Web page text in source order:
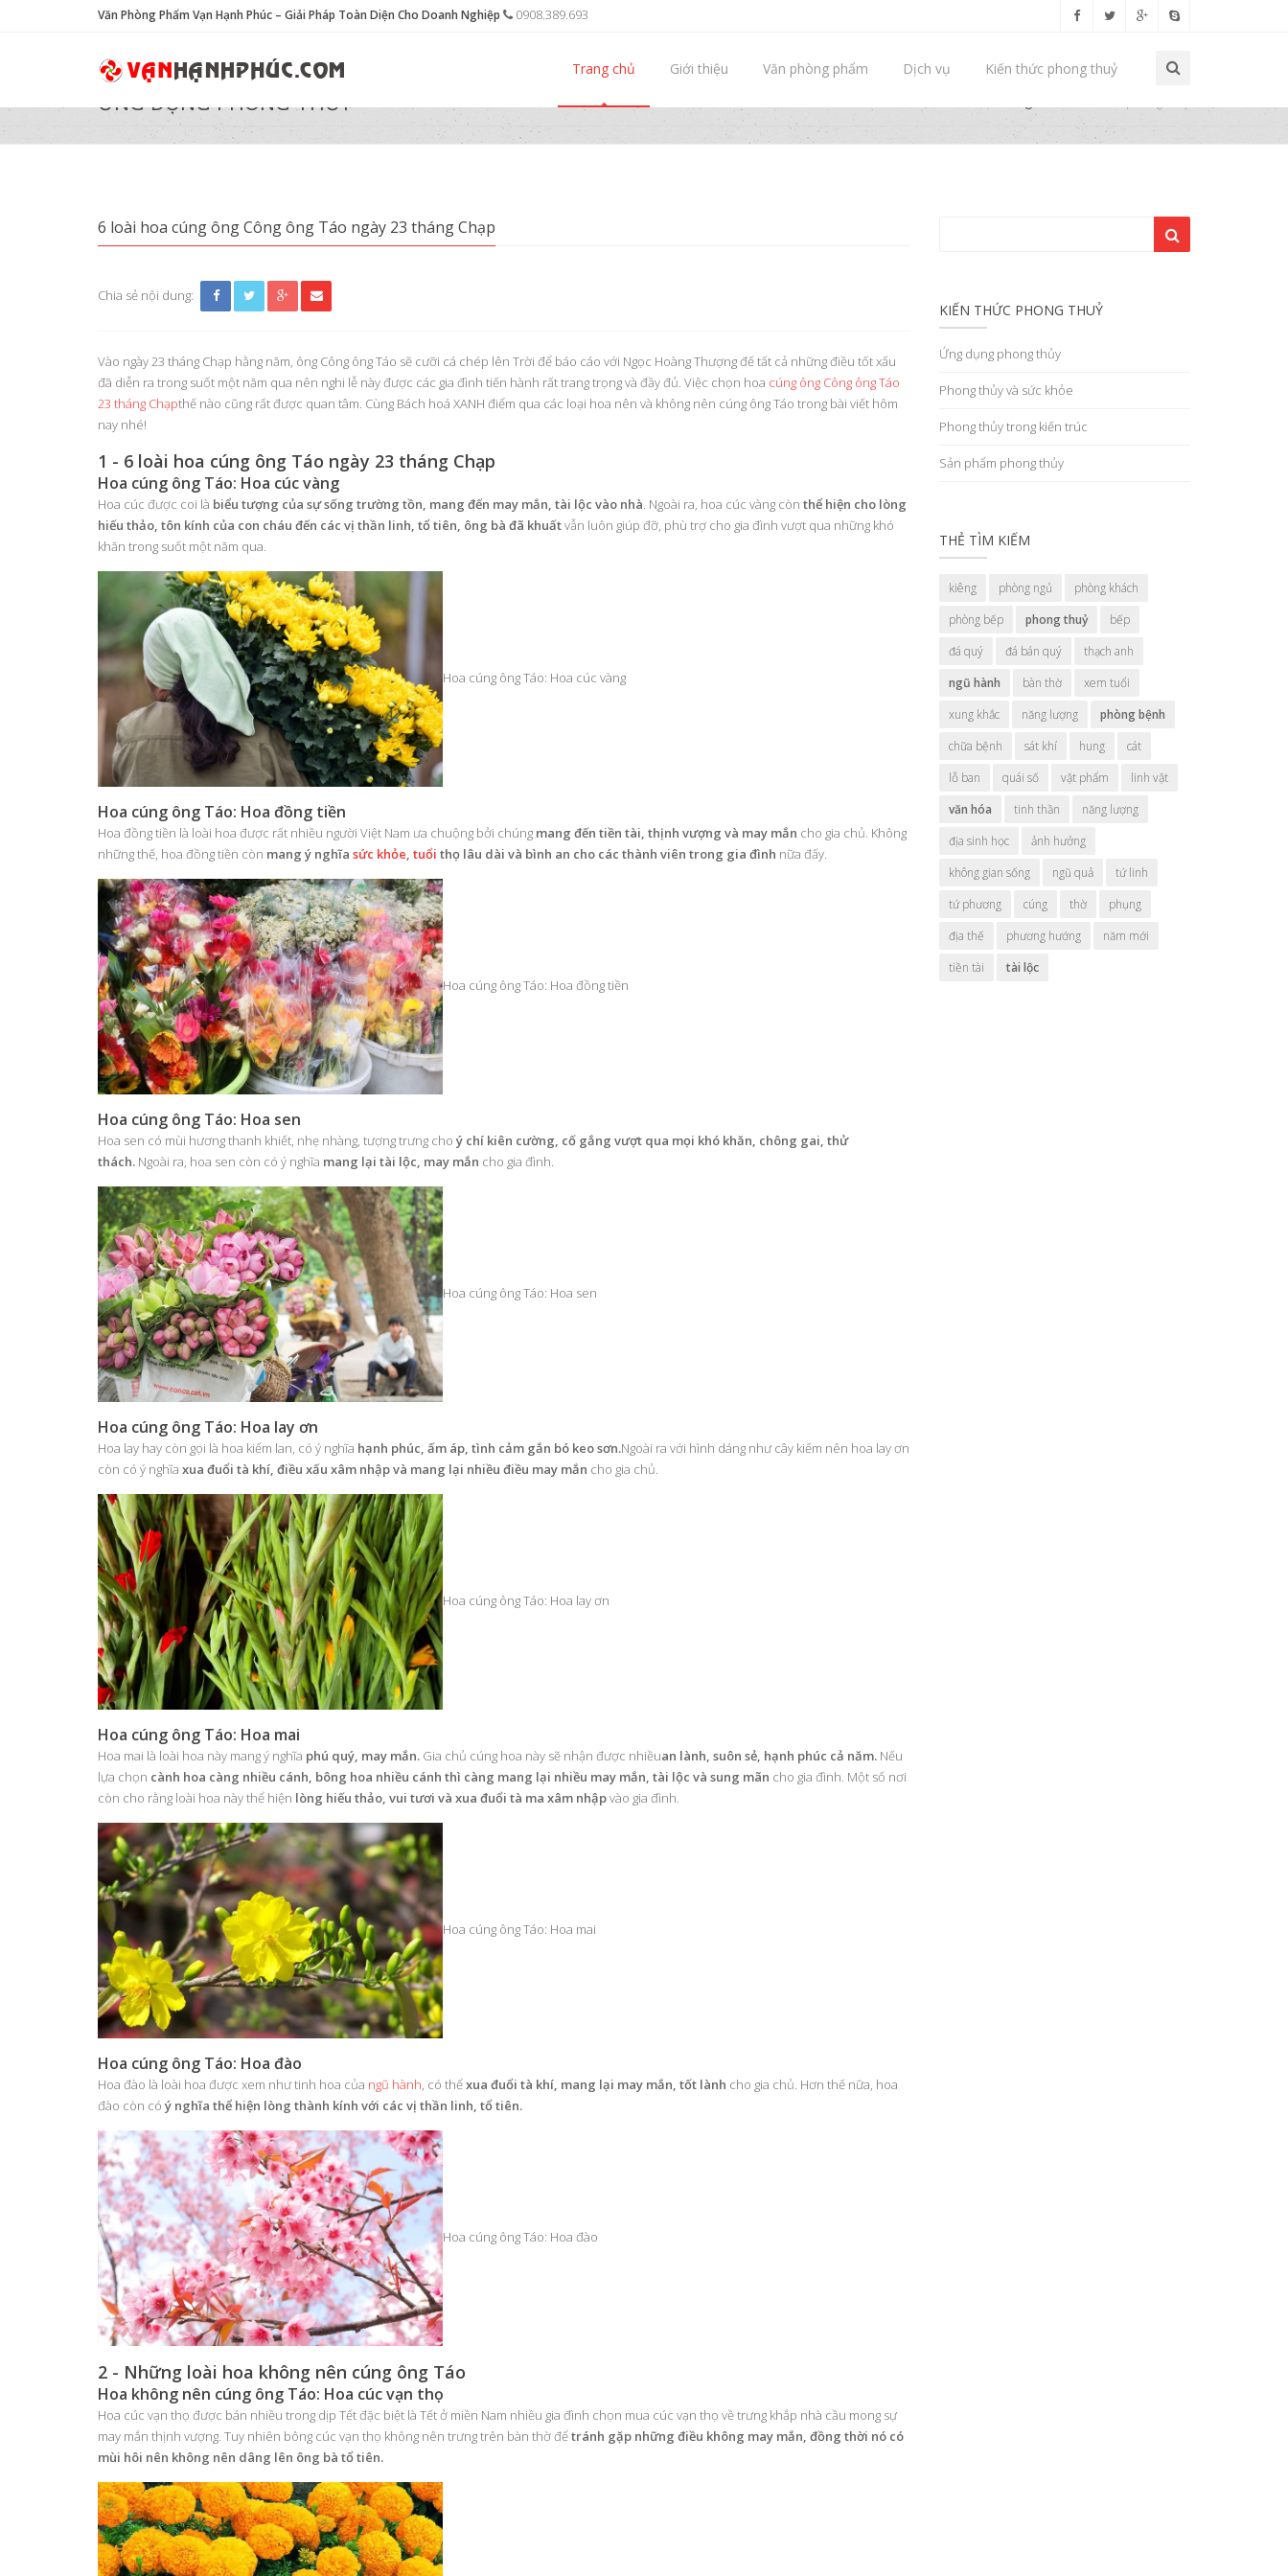
Văn Phòng Phẩm Vạn Hạnh Phúc – Giải Pháp Toàn Diện Cho Doanh Nghiệp 0908.389.693
Trang chủ Giới thiệu Văn phòng phẩm Dịch vụ Kiến thức phong thuỷ
ỨNG DỤNG PHONG THỦY
6 loài hoa cúng ông Công ông Táo ngày 23 tháng Chạp
Chia sẻ nội dung:
Vào ngày 23 tháng Chạp hằng năm, ông Công ông Táo sẽ cưỡi cá chép lên Trời để báo cáo với Ngọc Hoàng Thượng đế tất cả những điều tốt xấu
đã diễn ra trong suốt một năm qua nên nghi lễ này được các gia đình tiến hành rất trang trọng và đầy đủ. Việc chọn hoa cúng ông Công ông Táo
23 tháng Chạpthế nào cũng rất được quan tâm. Cùng Bách hoá XANH điểm qua các loại hoa nên và không nên cúng ông Táo trong bài viết hôm
nay nhé!
1 - 6 loài hoa cúng ông Táo ngày 23 tháng Chạp
Hoa cúng ông Táo: Hoa cúc vàng
Hoa cúc được coi là biểu tượng của sự sống trường tồn, mang đến may mắn, tài lộc vào nhà. Ngoài ra, hoa cúc vàng còn thể hiện cho lòng
hiếu thảo, tôn kính của con cháu đến các vị thần linh, tổ tiên, ông bà đã khuấtvẫn luôn giúp đỡ, phù trợ cho gia đình vượt qua những khó
khăn trong suốt một năm qua.
Hoa cúng ông Táo: Hoa cúc vàng
Hoa cúng ông Táo: Hoa đồng tiền
Hoa đồng tiền là loài hoa được rất nhiều người Việt Nam ưa chuộng bởi chúng mang đến tiền tài, thịnh vượng và may mắn cho gia chủ. Không
những thế, hoa đồng tiền còn mang ý nghĩa sức khỏe, tuổi thọ lâu dài và bình an cho các thành viên trong gia đình nữa đấy.
Hoa cúng ông Táo: Hoa đồng tiền
Hoa cúng ông Táo: Hoa sen
Hoa sen có mùi hương thanh khiết, nhẹ nhàng, tượng trưng cho ý chí kiên cường, cố gắng vượt qua mọi khó khăn, chông gai, thử
thách. Ngoài ra, hoa sen còn có ý nghĩa mang lại tài lộc, may mắn cho gia đình.
Hoa cúng ông Táo: Hoa sen
Hoa cúng ông Táo: Hoa lay ơn
Hoa lay hay còn gọi là hoa kiếm lan, có ý nghĩa hạnh phúc, ấm áp, tình cảm gắn bó keo sơn.Ngoài ra với hình dáng như cây kiếm nên hoa lay ơn
còn có ý nghĩa xua đuổi tà khí, điều xấu xâm nhập và mang lại nhiều điều may mắn cho gia chủ.
Hoa cúng ông Táo: Hoa lay ơn
Hoa cúng ông Táo: Hoa mai
Hoa mai là loài hoa này mang ý nghĩa phú quý, may mắn. Gia chủ cúng hoa này sẽ nhận được nhiềuan lành, suôn sẻ, hạnh phúc cả năm. Nếu
lựa chọn cành hoa càng nhiều cánh, bông hoa nhiều cánh thì càng mang lại nhiều may mắn, tài lộc và sung mãn cho gia đình. Một số nơi
còn cho rằng loài hoa này thể hiện lòng hiếu thảo, vui tươi và xua đuổi tà ma xâm nhậpvào gia đình.
Hoa cúng ông Táo: Hoa mai
Hoa cúng ông Táo: Hoa đào
Hoa đào là loài hoa được xem như tinh hoa của ngũ hành, có thểxua đuổi tà khí, mang lại may mắn, tốt lành cho gia chủ. Hơn thế nữa, hoa
đào còn có ý nghĩa thể hiện lòng thành kính với các vị thần linh, tổ tiên.
Hoa cúng ông Táo: Hoa đào
2 - Những loài hoa không nên cúng ông Táo
Hoa không nên cúng ông Táo: Hoa cúc vạn thọ
Hoa cúc vạn thọ được bán nhiều trong dịp Tết đặc biệt là Tết ở miền Nam nhiều gia đình chọn mua cúc vạn thọ về trưng khắp nhà cầu mong sự
may mắn thịnh vượng. Tuy nhiên bông cúc vạn thọ không nên trưng trên bàn thờ đểtránh gặp những điều không may mắn, đồng thời nó có
mùi hôi nên không nên dâng lên ông bà tổ tiên.
KIẾN THỨC PHONG THUỶ
Ứng dụng phong thủy
Phong thủy và sức khỏe
Phong thủy trong kiến trúc
Sản phẩm phong thủy
THẺ TÌM KIẾM
kiêng phòng ngủ
phòng khách
phòng bếp
phong thuỷ
bếp
đá quý
đá bán quý
thạch anh
ngũ hành
bàn thờ
xem tuổi
xung khắc
năng lượng
phòng bệnh
chữa bệnh
sát khí hung
cát
lỗ ban
quái số vật phẩm
linh vật
văn hóa
tinh thần
năng lượng
địa sinh học
ảnh hưởng
không gian sống
ngũ quả
tứ linh
tứ phương
cúng thờ
phụng
địa thế
phương hướng
năm mới
tiền tài
tài lộc